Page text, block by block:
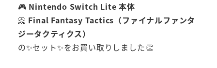
🎮 Nintendo Switch Lite 本体
📀 Final Fantasy Tactics（ファイナルファンタ
ジータクティクス）
の✨セット✨をお買い取りしました👏